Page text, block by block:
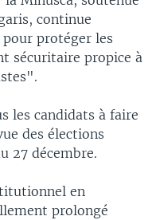
continue
protéger les
sécuritaire propice à
les candidats à faire
des élections
27 décembre.
en
prolongé